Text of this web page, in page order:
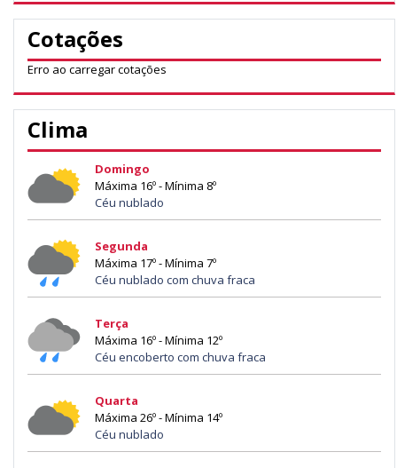
Cotações
Erro ao carregar cotações
Clima
Domingo
Máxima 16º - Mínima 8º
Céu nublado
Segunda
Máxima 17º - Mínima 7º
Céu nublado com chuva fraca
Terça
Máxima 16º - Mínima 12º
Céu encoberto com chuva fraca
Quarta
Máxima 26º - Mínima 14º
Céu nublado